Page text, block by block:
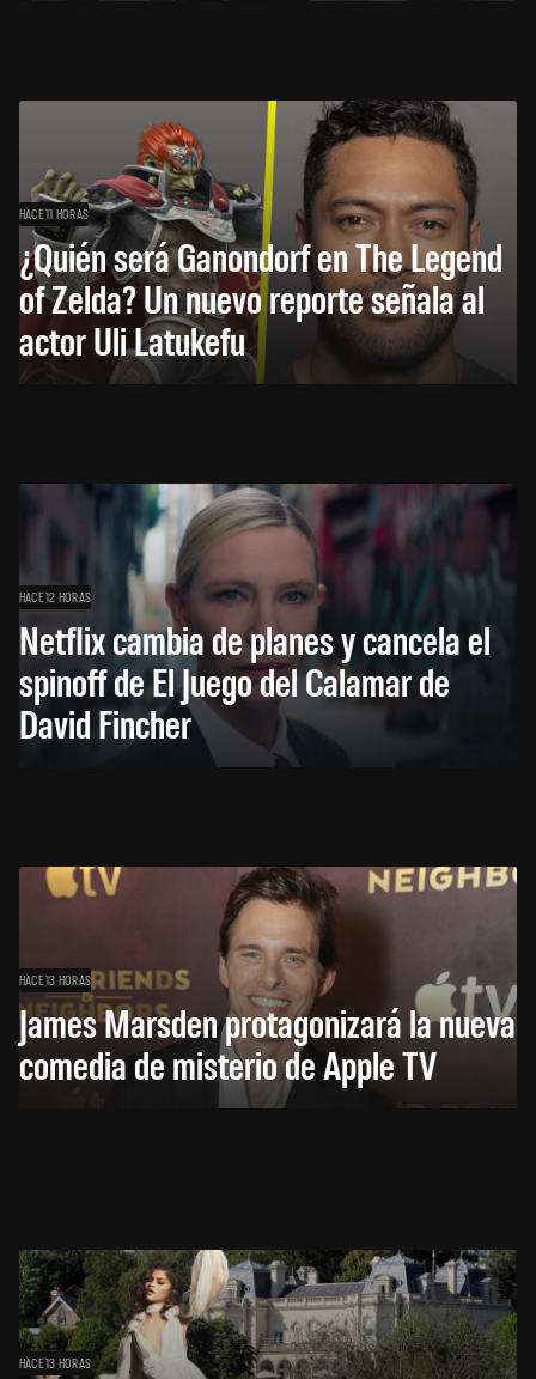
HACE 11 HORAS
¿Quién será Ganondorf en The Legend
of Zelda? Un nuevo reporte señala al
actor Uli Latukefu
HACE 12 HORAS
Netflix cambia de planes y cancela el
spinoff de El Juego del Calamar de
David Fincher
HACE 13 HORAS
James Marsden protagonizará la nueva
comedia de misterio de Apple TV
HACE 13 HORAS